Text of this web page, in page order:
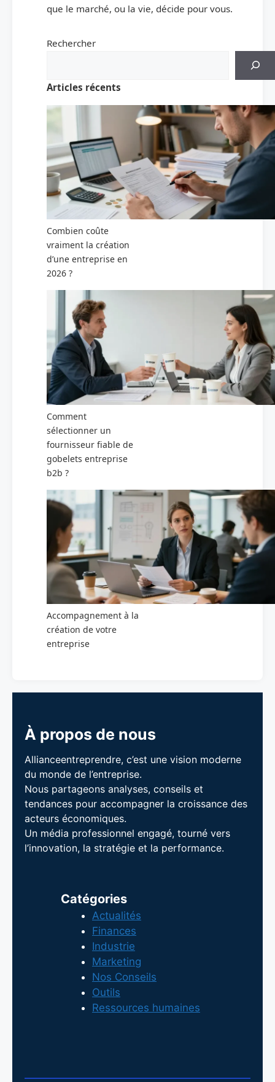
que le marché, ou la vie, décide pour vous.
Rechercher
Articles récents
Combien coûte
vraiment la création
d’une entreprise en
2026 ?
Comment
sélectionner un
fournisseur fiable de
gobelets entreprise
b2b ?
Accompagnement à la
création de votre
entreprise
À propos de nous
Allianceentreprendre, c’est une vision moderne
du monde de l’entreprise.
Nous partageons analyses, conseils et
tendances pour accompagner la croissance des
acteurs économiques.
Un média professionnel engagé, tourné vers
l’innovation, la stratégie et la performance.
Catégories
Actualités
Finances
Industrie
Marketing
Nos Conseils
Outils
Ressources humaines